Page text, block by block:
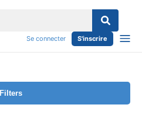
Se connecter S'inscrire
Filters